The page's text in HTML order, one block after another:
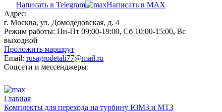
Написать в Telegram
Написать в MAX
Адрес:
г. Москва, ул. Домодедовская, д. 4
Режим работы: Пн-Пт 09:00-19:00, Сб 10:00-15:00, Вс
выходной
Проложить маршрут
Email: rusagrodetali77@mail.ru
Соцсети и мессенджеры:
Главная
Комплекты для перехода на турбину ЮМЗ и МТЗ